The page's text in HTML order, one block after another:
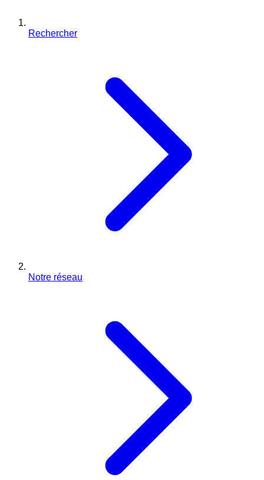
Rechercher
Notre réseau